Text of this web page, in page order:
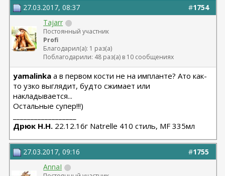
#1754
27.03.2017, 08:37
Tajarr
Постоянный участник
Profi
Благодарил(а): 1 раз(а)
Поблагодарили: 48 раз(а) в 10 сообщениях
yamalinka а в первом кости не на импланте? Ато как-
то узко выглядит, будто сжимает или
накладывается...
Остальные супер!!!)
Дрюк Н.Н. 22.12.16г Natrelle 410 стиль, MF 335мл
#1755
27.03.2017, 09:16
AnnaI